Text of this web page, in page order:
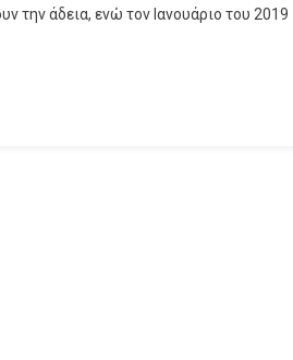
την άδεια, ενώ τον Ιανουάριο του 2019